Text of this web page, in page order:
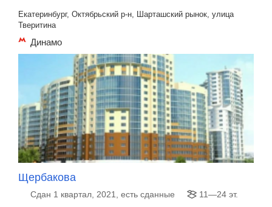
Екатеринбург, Октябрьский р-н, Шарташский рынок, улица
Тверитина
Динамо
Щербакова
Сдан 1 квартал, 2021, есть сданные 11—24 эт.